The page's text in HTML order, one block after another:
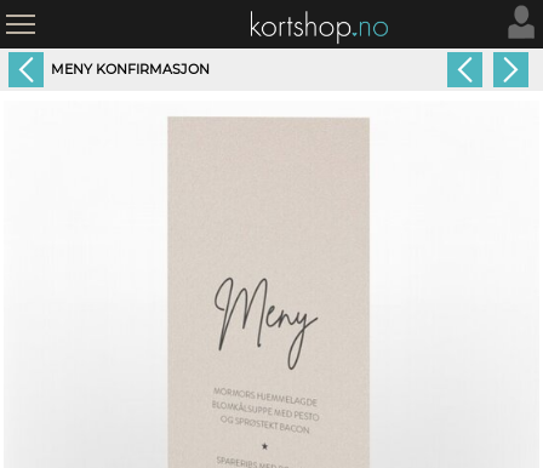
MENY KONFIRMASJON